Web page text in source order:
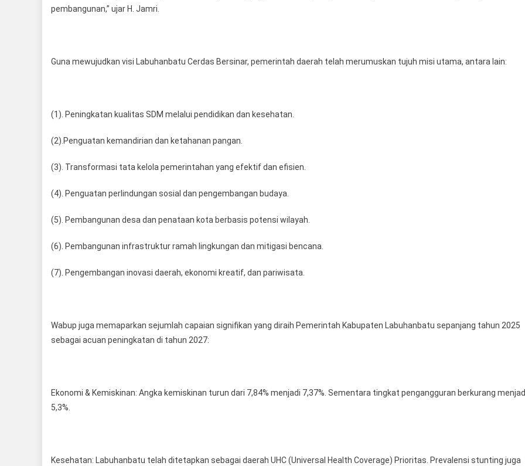
pembangunan,” ujar H. Jamri.
Guna mewujudkan visi Labuhanbatu Cerdas Bersinar, pemerintah daerah telah merumuskan tujuh misi utama, antara lain:
(1). Peningkatan kualitas SDM melalui pendidikan dan kesehatan.
(2).Penguatan kemandirian dan ketahanan pangan.
(3). Transformasi tata kelola pemerintahan yang efektif dan efisien.
(4). Penguatan perlindungan sosial dan pengembangan budaya.
(5). Pembangunan desa dan penataan kota berbasis potensi wilayah.
(6). Pembangunan infrastruktur ramah lingkungan dan mitigasi bencana.
(7). Pengembangan inovasi daerah, ekonomi kreatif, dan pariwisata.
Wabup juga memaparkan sejumlah capaian signifikan yang diraih Pemerintah Kabupaten Labuhanbatu sepanjang tahun 2025
sebagai acuan peningkatan di tahun 2027:
Ekonomi & Kemiskinan: Angka kemiskinan turun dari 7,84% menjadi 7,37%. Sementara tingkat pengangguran berkurang
5,3%.
Kesehatan: Labuhanbatu telah ditetapkan sebagai daerah UHC (Universal Health Coverage) Prioritas. Prevalensi stunting juga